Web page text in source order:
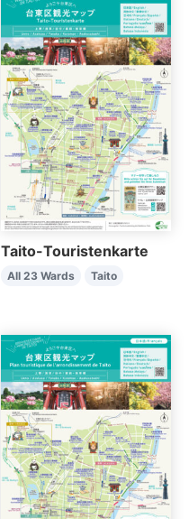
Taito-Touristenkarte
All 23 Wards Taito